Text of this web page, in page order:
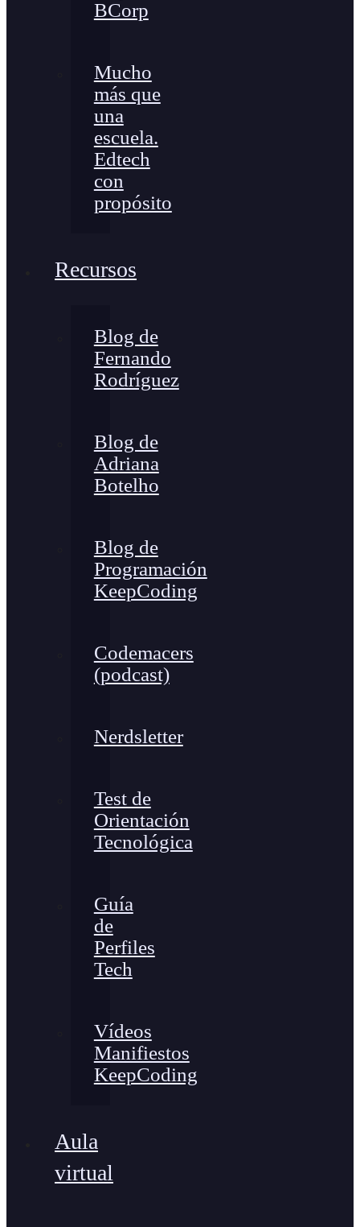
BCorp
Mucho
más que
una
escuela.
Edtech
con
propósito
Recursos
Blog de
Fernando
Rodríguez
Blog de
Adriana
Botelho
Blog de
Programación
KeepCoding
Codemacers
(podcast)
Nerdsletter
Test de
Orientación
Tecnológica
Guía
de
Perfiles
Tech
Vídeos
Manifiestos
KeepCoding
Aula
virtual